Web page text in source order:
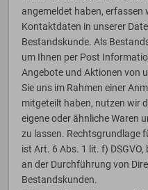
angemeldet haben, erfassen
Kontaktdaten in unserer
Bestandskunde. Als
um Ihnen per Post
Angebote und Aktionen von
Sie uns im Rahmen einer
mitgeteilt haben, nutzen wir
eigene oder ähnliche Waren
zu lassen. Rechtsgrundlage
ist Art. 6 Abs. 1 lit. f)
an der Durchführung von
Bestandskunden.